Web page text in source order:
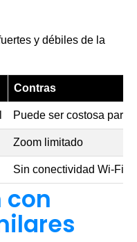
y débiles de la
Contras
Puede ser costosa para
Zoom limitado
Sin conectividad Wi-Fi
con